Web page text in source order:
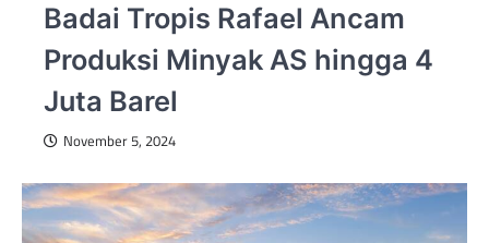
Badai Tropis Rafael Ancam
Produksi Minyak AS hingga 4
Juta Barel
November 5, 2024